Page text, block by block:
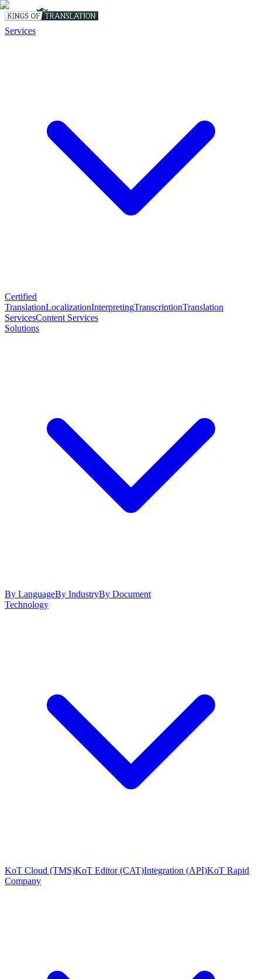
Services
Certified
TranslationLocalizationInterpretingTranscriptionTranslation
ServicesContent Services
Solutions
By LanguageBy IndustryBy Document
Technology
KoT Cloud (TMS)KoT Editor (CAT)Integration (API)KoT Rapid
Company